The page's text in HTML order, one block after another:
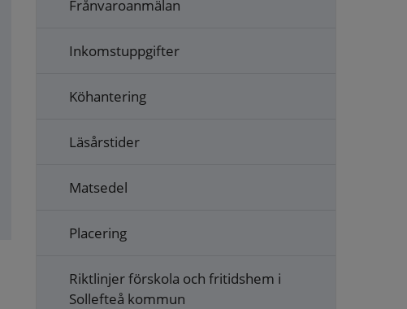
Frånvaroanmälan
Inkomstuppgifter
Köhantering
Läsårstider
Matsedel
Placering
Riktlinjer förskola och fritidshem i
Sollefteå kommun